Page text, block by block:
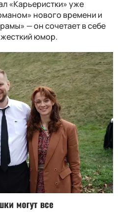
«Карьеристки» уже
нового времени и
— он сочетает в себе
юмор.
могут все